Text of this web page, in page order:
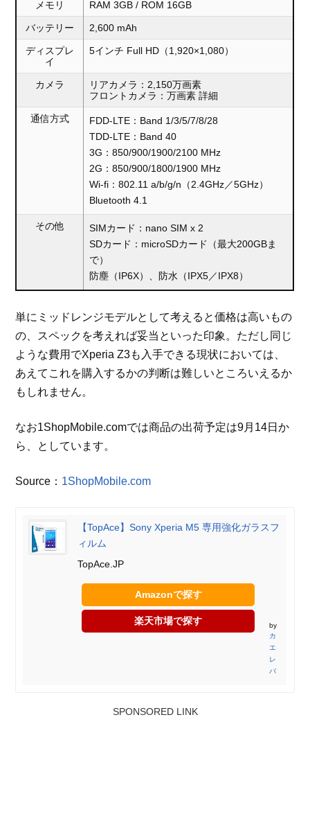
メモリ RAM 3GB / ROM 16GB
バッテリー 2,600 mAh
ディスプレ
イ
5インチ Full HD（1,920×1,080）
カメラ
リアカメラ：2,150万画素
フロントカメラ：万画素 詳細
通信方式
FDD-LTE：Band 1/3/5/7/8/28
TDD-LTE：Band 40
3G：850/900/1900/2100 MHz
2G：850/900/1800/1900 MHz
Wi-fi：802.11 a/b/g/n（2.4GHz／5GHz）
Bluetooth 4.1
その他
SIMカード：nano SIM x 2
SDカード：microSDカード（最大200GBま
で）
防塵（IP6X）、防水（IPX5／IPX8）
単にミッドレンジモデルとして考えると価格は高いもの
の、スペックを考えれば妥当といった印象。ただし同じ
ような費用でXperia Z3も入手できる現状においては、
あえてこれを購入するかの判断は難しいところいえるか
もしれません。
なお1ShopMobile.comでは商品の出荷予定は9月14日か
ら、としています。
Source： 1ShopMobile.com
【TopAce】Sony Xperia M5 専用強化ガラスフ
ィルム
TopAce.JP
Amazonで探す
楽天市場で探す
by
カ
エ
レ
バ
SPONSORED LINK